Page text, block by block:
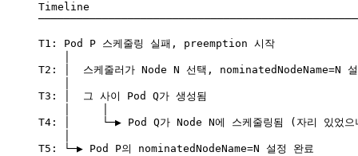
Timeline
T1: Pod P 스케줄링 실패, preemption 시작
T2: │  스케줄러가 Node N 선택, nominatedNodeName=N
T3: │  그 사이 Pod Q가 생성됨
T4: │     └─▶ Pod Q가 Node N에 스케줄링됨 (자리 있었으
T5: └─▶ Pod P의 nominatedNodeName=N 설정 완료